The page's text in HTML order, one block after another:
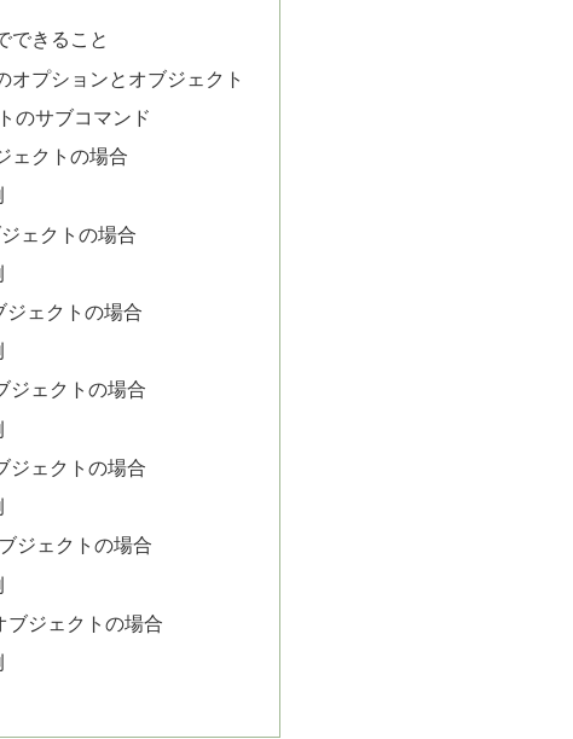
できること
オプションとオブジェクト
のサブコマンド
ェクトの場合
ェクトの場合
ジェクトの場合
ジェクトの場合
ジェクトの場合
ジェクトの場合
ブジェクトの場合